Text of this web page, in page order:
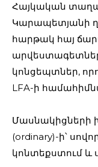
Հայկական
Կարապետյանի
հարթակ հայ
կոնցեպտներ,
LFA-ի
Մասնակիցների
(ordinary)-ի՝
կոնտեքստում և